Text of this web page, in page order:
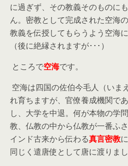
に過ぎず、その教義そのものに
ん。密教として完成された空海
教義を伝授してもらうよう空海
（後に絶縁されますが･･･）
ところで空海です。
空海は四国の佐伯今毛人（いま
れ育ちますが、官僚養成機関で
し、大学を中退。何が本物の学
教、仏教の中から仏教が一番ふ
インド古来から伝わる真言密教
同じく遣唐使として唐に渡りまし